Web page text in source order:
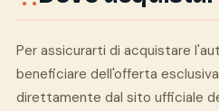
Per assicurarti di acquistare
beneficiare dell'offerta
direttamente dal sito ufficiale